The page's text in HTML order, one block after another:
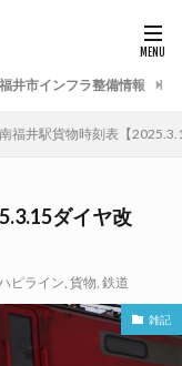
福井市インフラ整備情報
福井駅貨物時刻表【
ダイヤ改
ピライン, 貨物, 鉄道
雑記